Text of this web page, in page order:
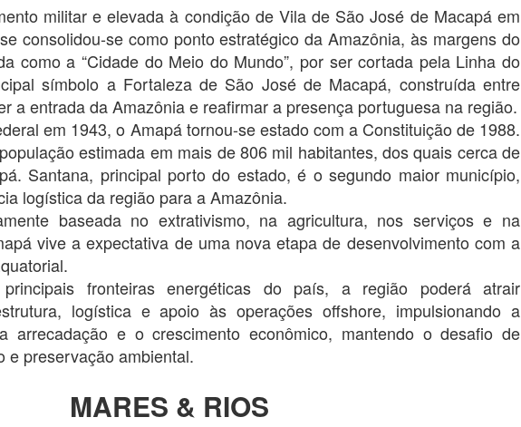
militar e elevada à condição de Vila de São José de Macapá em
consolidou-se como ponto estratégico da Amazônia, às margens do
como a “Cidade do Meio do Mundo”, por ser cortada pela Linha do
símbolo a Fortaleza de São José de Macapá, construída entre
a entrada da Amazônia e reafirmar a presença portuguesa na região.
em 1943, o Amapá tornou-se estado com a Constituição de 1988.
estimada em mais de 806 mil habitantes, dos quais cerca de
Santana, principal porto do estado, é o segundo maior município,
logística da região para a Amazônia.
baseada no extrativismo, na agricultura, nos serviços e na
vive a expectativa de uma nova etapa de desenvolvimento com a
fronteiras energéticas do país, a região poderá atrair
logística e apoio às operações offshore, impulsionando a
arrecadação e o crescimento econômico, mantendo o desafio de
e preservação ambiental.
MARES & RIOS